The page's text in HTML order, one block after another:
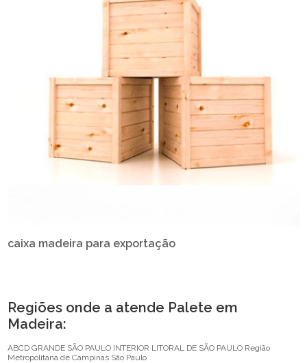
caixa madeira para exportação
Regiões onde a atende Palete em
Madeira:
ABCD GRANDE SÃO PAULO INTERIOR LITORAL DE SÃO PAULO Região
Metropolitana de Campinas São Paulo